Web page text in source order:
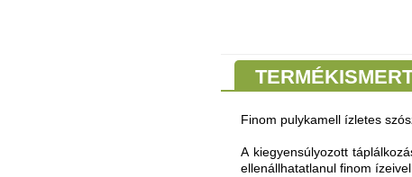
Finom pulykamell ízletes
A kiegyensúlyozott
ellenállhatatlanul finom